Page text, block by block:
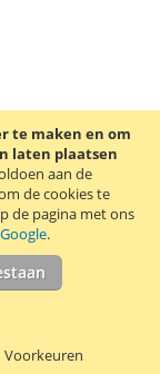
te maken en om
laten plaatsen
aan de
de cookies te
de pagina met ons
.
Voorkeuren
Galaxy